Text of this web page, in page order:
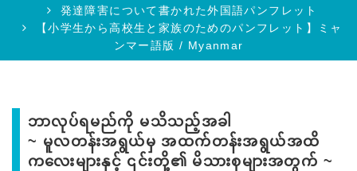
発達障害について書かれた外国語パンフレット
【小学生から高校生と家族のためのパンフレット】ミャ
ンマー語版 / Myanmar
ဘာလုပ်ရမည်ကို မသိသည့်အခါ
~ မူလတန်းအရွယ်မှ အထက်တန်းအရွယ်အထိ
ကလေးများနှင့် ၎င်းတို့၏ မိသားစုများအတွက် ~